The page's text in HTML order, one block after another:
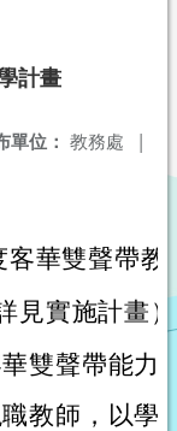
計畫
單位： 教務處 |
華雙聲帶教
見實施計畫
雙聲帶能力
教師，以學